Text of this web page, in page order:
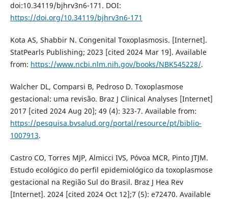
doi:10.34119/bjhrv3n6-171. DOI:
https://doi.org/10.34119/bjhrv3n6-171
Kota AS, Shabbir N. Congenital Toxoplasmosis. [Internet].
StatPearls Publishing; 2023 [cited 2024 Mar 19]. Available
from: https://www.ncbi.nlm.nih.gov/books/NBK545228/.
Walcher DL, Comparsi B, Pedroso D. Toxoplasmose
gestacional: uma revisão. Braz J Clinical Analyses [Internet]
2017 [cited 2024 Aug 20]; 49 (4): 323-7. Available from:
https://pesquisa.bvsalud.org/portal/resource/pt/biblio-
1007913.
Castro CO, Torres MJP, Almicci IVS, Póvoa MCR, Pinto JTJM.
Estudo ecológico do perfil epidemiológico da toxoplasmose
gestacional na Região Sul do Brasil. Braz J Hea Rev
[Internet]. 2024 [cited 2024 Oct 12];7 (5): e72470. Available